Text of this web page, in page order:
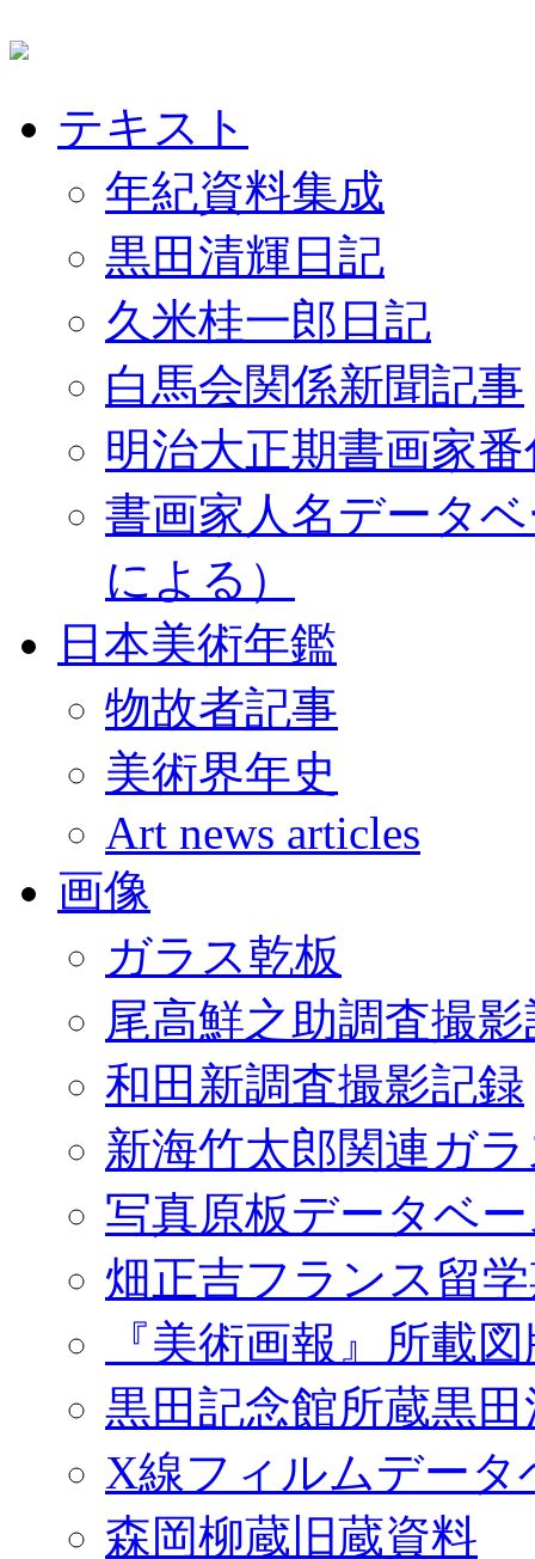
テキスト
年紀資料集成
黒田清輝日記
久米桂一郎日記
白馬会関係新聞記事
明治大正期書画家
書画家人名データ
による）
日本美術年鑑
物故者記事
美術界年史
Art news articles
画像
ガラス乾板
尾高鮮之助調査撮
和田新調査撮影記録
新海竹太郎関連ガ
写真原板データベ
畑正吉フランス留
『美術画報』所載
黒田記念館所蔵黒
X線フィルムデータ
森岡柳蔵旧蔵資料